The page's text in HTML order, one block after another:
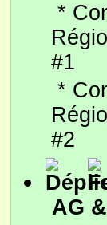
*
#1
*
#2
AG